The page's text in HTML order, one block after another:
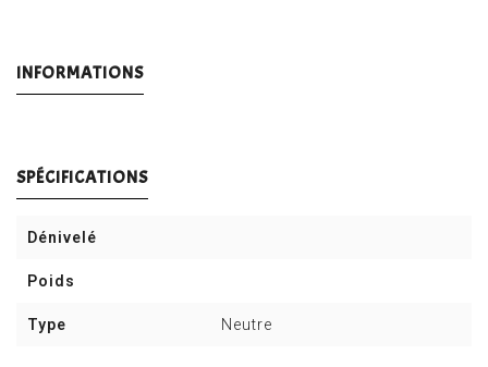
INFORMATIONS
SPÉCIFICATIONS
Dénivelé
Poids
Type Neutre